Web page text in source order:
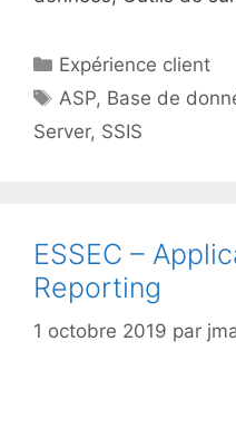
Catégories
Expérience client
Étiquettes
ASP, Base de
Server, SSIS
ESSEC –
Reporting
1 octobre 2019 par